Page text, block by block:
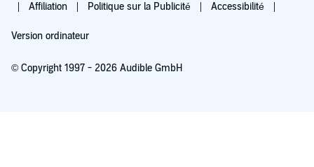
Affiliation Politique sur la Publicité Accessibilité
Version ordinateur
© Copyright 1997 - 2026 Audible GmbH